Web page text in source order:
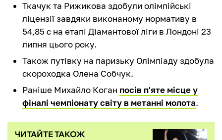
Ткачук та Рижикова здобули олімпійські
ліцензії завдяки виконаному нормативу в
54,85 с на етапі Діамантової ліги в Лондоні 23
липня цього року.
Також путівку на паризьку Олімпіаду здобула
скороходка Олена Собчук.
Раніше Михайло Коган посів п'яте місце у
фіналі чемпіонату світу в метанні молота.
ЧИТАЙТЕ ТАКОЖ